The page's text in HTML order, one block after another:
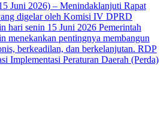
Juni 2026) – Menindaklanjuti Rapat
digelar oleh Komisi IV DPRD
hari senin 15 Juni 2026 Pemerintah
menekankan pentingnya membangun
berkeadilan, dan berkelanjutan. RDP
Implementasi Peraturan Daerah (Perda)